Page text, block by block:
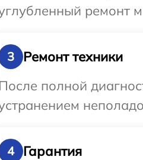
ремонт
3
Ремонт техники
После полной
4
Гарантия